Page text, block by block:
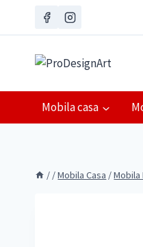
Mobila casa
/ /Mobila Casa /Mobila